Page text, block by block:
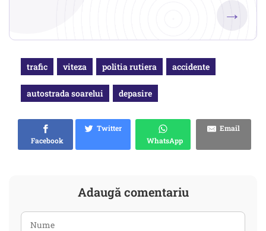
→
trafic viteza politia rutiera accidente
autostrada soarelui depasire
Facebook
Twitter
WhatsApp
Email
Adaugă comentariu